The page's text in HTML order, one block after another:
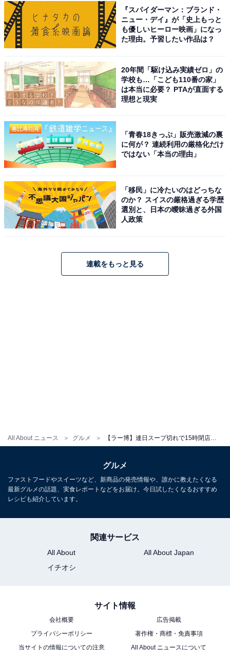
All About ニュース グルメ
といえば「千草」というくらい、地元で有名になりまし
た。連日スープ切れが続いたため、営業時間は15:00ま
で、店名も現在の屋号となる「らーめんの千草」に変更
しました。
『スパイダーマン：ブランド・
ニュー・デイ』が「史上もっと
も優しいヒーロー映画」になっ
た理由。予習したい作品は？
20年間「駆け込み実績ゼロ」の
学校も…「こども110番の家」
は本当に必要？ PTAが直面する
理想と現実
「青春18きっぷ」販売激減の裏
に何が？ 連続利用の厳格化だけ
ではない「本当の理由」
「移民」に冷たいのはどっちな
のか？ スイスの厳格過ぎる学歴
選別と、日本の曖昧過ぎる外国
人政策
連載をもっと見る
グルメ
ファストフードやスイーツなど、新商品の発売情報や、誰かに教えたくなる
最新グルメの話題、実食レポートなどをお届け。今日試したくなるおすすめ
レシピも紹介しています。
関連サービス
All About
All About Japan
イチオシ
サイト情報
会社概要
広告掲載
プライバシーポリシー
著作権・商標・免責事項
当サイトの情報についての注意
All About ニュースについて